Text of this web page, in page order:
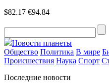
$82.17 €94.84
Новости планеты
Общество Политика В мире
Происшествия Наука Спорт
Последние новости